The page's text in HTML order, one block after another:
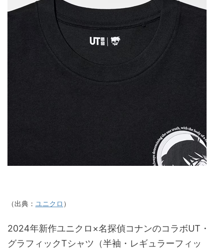
（出典： ユニクロ ）
2024年新作ユニクロ×名探偵コナンのコラボUT・
グラフィックTシャツ（半袖・レギュラーフィッ